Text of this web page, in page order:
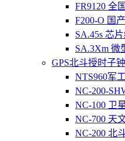
FR9120 全
F200-O 国
SA.45s 芯
SA.3Xm 微
GPS北斗授时子钟
NTS960军
NC-200-
NC-100 卫
NC-700 天
NC-200 北